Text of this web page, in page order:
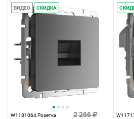
ВИДЕО СКИДКА
W1181064 Розетка 2 266 ₽